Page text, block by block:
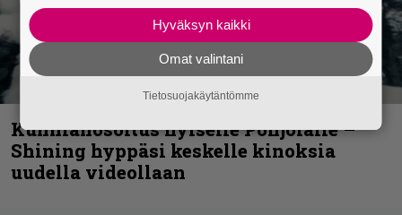
Kunnianosoitus hyiselle Pohjolalle –
Shining hyppäsi keskelle kinoksia
uudella videollaan
Hyväksyn kaikki
Omat valintani
Tietosuojakäytäntömme